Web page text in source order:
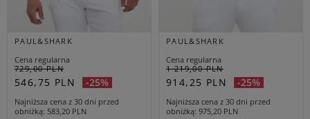
PAUL&SHARK
Cena regularna
729,00 PLN
546,75 PLN -25%
Najniższa cena z 30 dni przed
obniżką 583,20 PLN
PAUL&SHARK
Cena regularna
1 219,00 PLN
914,25 PLN -25%
Najniższa cena z 30 dni przed
obniżką 975,20 PLN